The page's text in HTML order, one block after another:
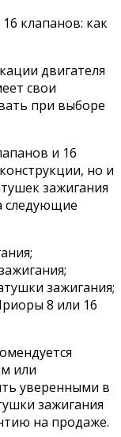
двигателя
свои
при выборе
и 16
но и
зажигания
следующие
зажигания;
8 или 16
или
уверенными в
зажигания
на продаже.